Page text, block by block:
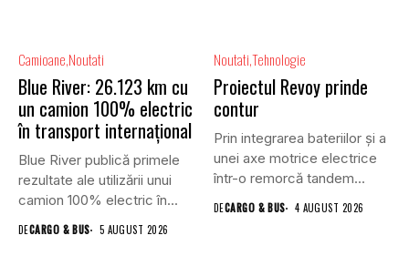
Camioane Noutati
Blue River: 26.123 km cu
un camion 100% electric
în transport internațional
Blue River publică primele
rezultate ale utilizării unui
camion 100% electric în...
DECARGO & BUS 5 AUGUST 2026
NoutatiTehnologie
Proiectul Revoy prinde
contur
Prin integrarea bateriilor și a
unei axe motrice electrice
într-o remorcă tandem...
DECARGO & BUS 4 AUGUST 2026